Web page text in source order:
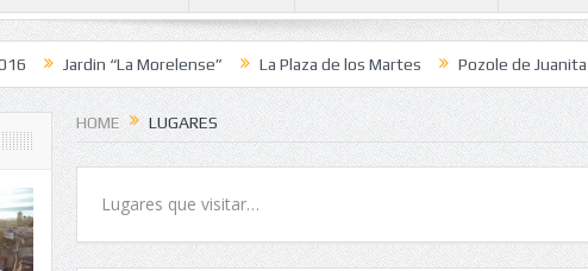
Jardin “La Morelense” La Plaza de los Martes Pozole de Juanita
HOME LUGARES
Lugares que visitar…